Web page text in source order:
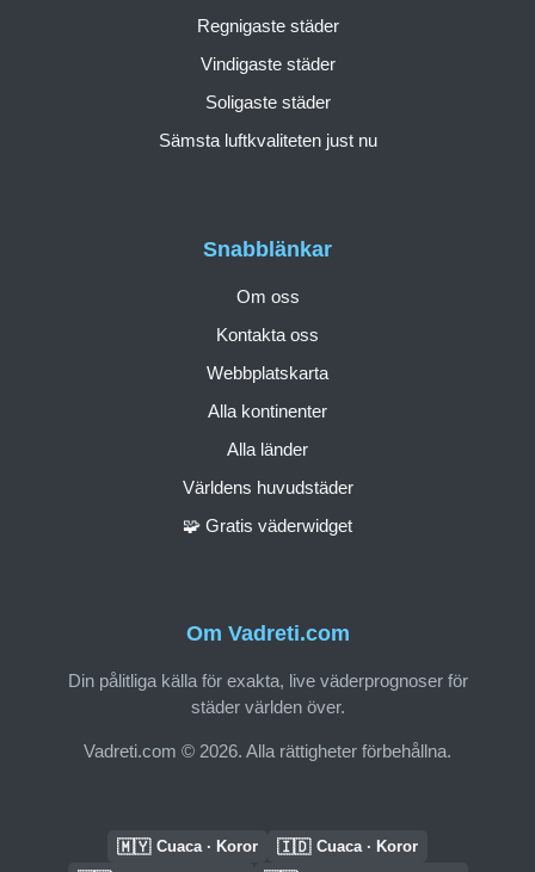
Om Vadreti.com
Din pålitliga källa för exakta, live väderprognoser för
städer världen över.
Vadreti.com © 2026. Alla rättigheter förbehållna.
Snabblänkar
Om oss
Kontakta oss
Webbplatskarta
Alla kontinenter
Alla länder
Världens huvudstäder
🧩 Gratis väderwidget
Regnigaste städer
Vindigaste städer
Soligaste städer
Sämsta luftkvaliteten just nu
🇲🇾 Cuaca · Koror 🇮🇩 Cuaca · Koror